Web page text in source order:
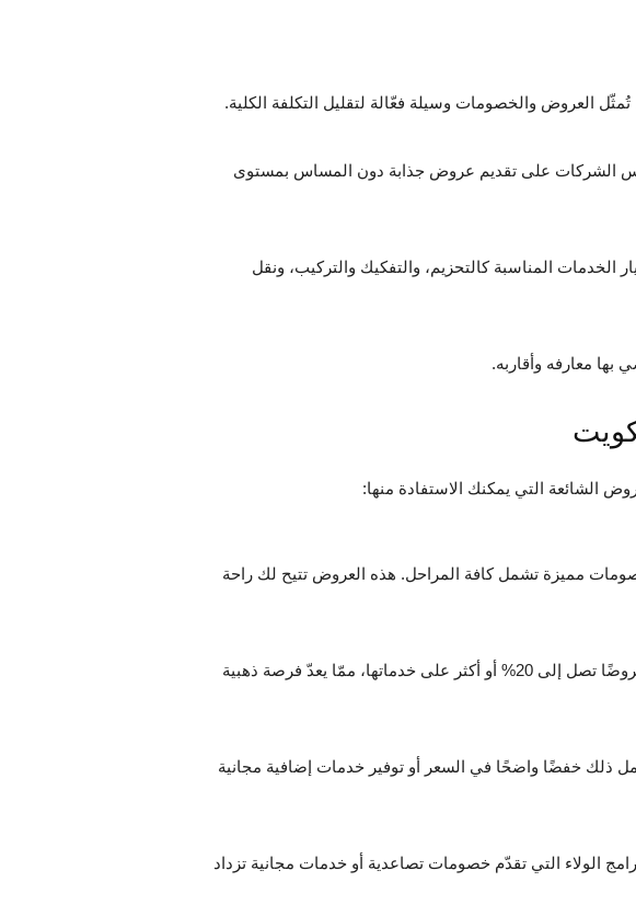
العروض والخصومات وسيلة فعّالة لتقليل التكلفة الكلية.
الشركات على تقديم عروض جذابة دون المساس بمستوى
المناسبة كالتحزيم، والتفكيك والتركيب، ونقل
بها معارفه وأقاربه.
التي يمكنك الاستفادة منها:
مميزة تشمل كافة المراحل. هذه العروض تتيح لك راحة
خلال فترات الأعياد والمناسبات الوطنية أو الدينية مثل عيد الفطر وعيد الأضحى، تُقدّم بعض الشركات عروضًا تصل إلى 20% أو أكثر على خدماتها، ممّا يعدّ فرصة ذهبية
خفضًا واضحًا في السعر أو توفير خدمات إضافية مجانية
الولاء التي تقدّم خصومات تصاعدية أو خدمات مجانية تزداد